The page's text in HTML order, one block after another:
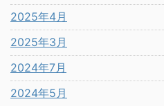
2025年4月
2025年3月
2024年7月
2024年5月